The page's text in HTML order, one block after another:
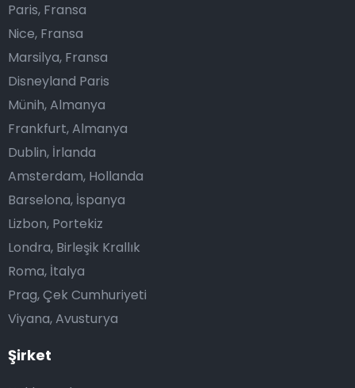
Şirket
Paris, Fransa
Nice, Fransa
Marsilya, Fransa
Disneyland Paris
Münih, Almanya
Frankfurt, Almanya
Dublin, İrlanda
Amsterdam, Hollanda
Barselona, İspanya
Lizbon, Portekiz
Londra, Birleşik Krallık
Roma, İtalya
Prag, Çek Cumhuriyeti
Viyana, Avusturya